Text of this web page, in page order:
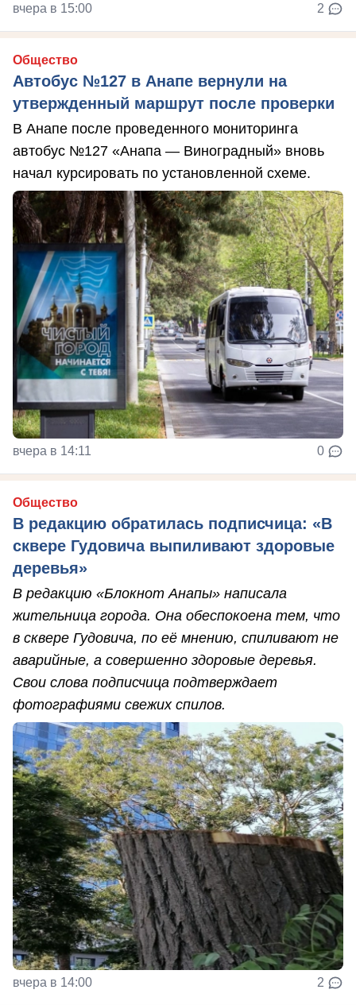
вчера в 15:00 2
Общество
Автобус №127 в Анапе вернули на
утвержденный маршрут после проверки
В Анапе после проведенного мониторинга
автобус №127 «Анапа — Виноградный» вновь
начал курсировать по установленной схеме.
вчера в 14:11 0
Общество
В редакцию обратилась подписчица: «В
сквере Гудовича выпиливают здоровые
деревья»
В редакцию «Блокнот Анапы» написала
жительница города. Она обеспокоена тем, что
в сквере Гудовича, по её мнению, спиливают не
аварийные, а совершенно здоровые деревья.
Свои слова подписчица подтверждает
фотографиями свежих спилов.
вчера в 14:00 2